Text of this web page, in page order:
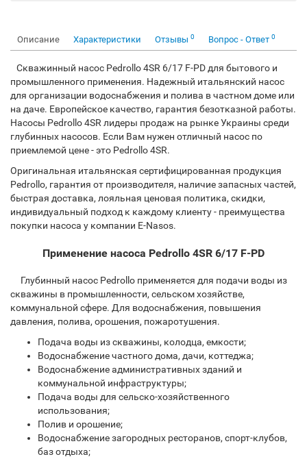
Описание Характеристики Отзывы 0 Вопрос - Ответ 0
Скважинный насос Pedrollo 4SR 6/17 F-PD для бытового и
промышленного применения. Надежный итальянский насос
для организации водоснабжения и полива в частном доме или
на даче. Европейское качество, гарантия безотказной работы.
Насосы Pedrollo 4SR лидеры продаж на рынке Украины среди
глубинных насосов. Если Вам нужен отличный насос по
приемлемой цене - это Pedrollo 4SR.
Оригинальная итальянская сертифицированная продукция
Pedrollo, гарантия от производителя, наличие запасных частей,
быстрая доставка, лояльная ценовая политика, скидки,
индивидуальный подход к каждому клиенту - преимущества
покупки насоса у компании E-Nasos.
Применение насоса Pedrollo 4SR 6/17 F-PD
Глубинный насос Pedrollo применяется для подачи воды из
скважины в промышленности, сельском хозяйстве,
коммунальной сфере. Для водоснабжения, повышения
давления, полива, орошения, пожаротушения.
Подача воды из скважины, колодца, емкости;
Водоснабжение частного дома, дачи, коттеджа;
Водоснабжение административных зданий и
коммунальной инфраструктуры;
Подача воды для сельско-хозяйственного
использования;
Полив и орошение;
Водоснабжение загородных ресторанов, спорт-клубов,
баз отдыха;